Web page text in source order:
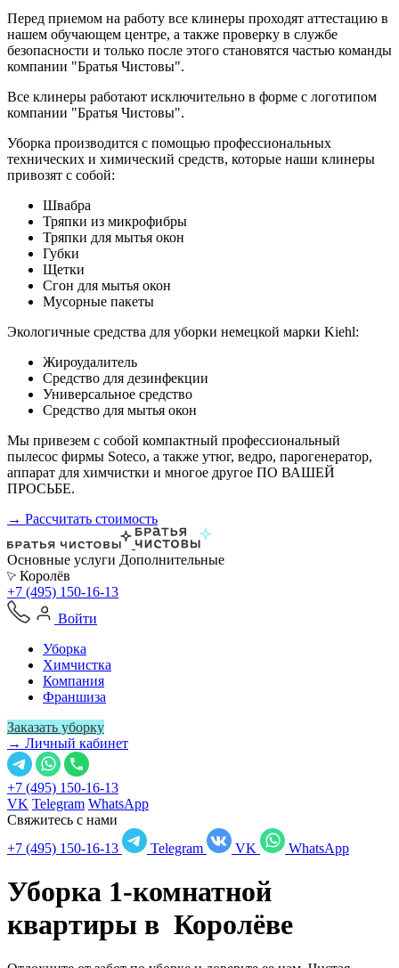
Перед приемом на работу все клинеры проходят аттестацию в
нашем обучающем центре, а также проверку в службе
безопасности и только после этого становятся частью команды
компании "Братья Чистовы".
Все клинеры работают исключительно в форме с логотипом
компании "Братья Чистовы".
Уборка производится с помощью профессиональных
технических и химический средств, которые наши клинеры
привозят с собой:
Швабра
Тряпки из микрофибры
Тряпки для мытья окон
Губки
Щетки
Сгон для мытья окон
Мусорные пакеты
Экологичные средства для уборки немецкой марки Kiehl:
Жироудалитель
Средство для дезинфекции
Универсальное средство
Средство для мытья окон
Мы привезем с собой компактный профессиональный
пылесос фирмы Soteco, а также утюг, ведро, парогенератор,
аппарат для химчистки и многое другое ПО ВАШЕЙ
ПРОСЬБЕ.
→ Рассчитать стоимость
Основные услуги Дополнительные
Королёв
+7 (495) 150-16-13
Войти
Уборка
Химчистка
Компания
Франшиза
Заказать уборку
→ Личный кабинет
+7 (495) 150-16-13
VK Telegram WhatsApp
Свяжитесь с нами
+7 (495) 150-16-13
Telegram VK WhatsApp
Уборка 1-комнатной
квартиры в Королёве